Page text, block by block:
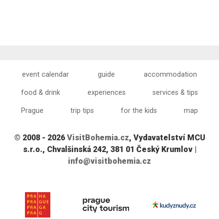
event calendar guide accommodation
food & drink experiences services & tips
Prague trip tips for the kids map
© 2008 - 2026 VisitBohemia.cz, Vydavatelství MCU
s.r.o., Chvalšinská 242, 381 01 Český Krumlov |
info@visitbohemia.cz